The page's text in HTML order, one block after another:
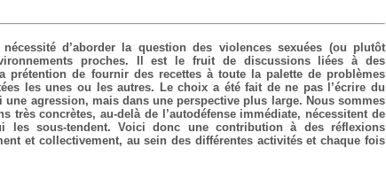
d’aborder la question des violences sexuées (ou plutôt
proches. Il est le fruit de discussions liées à des
prétention de fournir des recettes à toute la palette de problèmes
les unes ou les autres. Le choix a été fait de ne pas l’écrire du
une agression, mais dans une perspective plus large. Nous sommes
très concrètes, au-delà de l’autodéfense immédiate, nécessitent de
les sous-tendent. Voici donc une contribution à des réflexions
et collectivement, au sein des différentes activités et chaque fois